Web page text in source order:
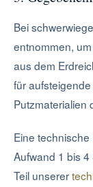
Bei
entnommen,
aus dem
für
Putzmaterialien
Eine
Aufwand 1 bis
Teil unserer